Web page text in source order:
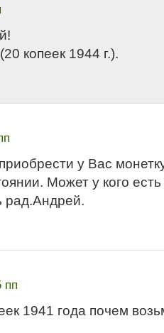
копеек 1944 г.).
у Вас
Может у кого
рад.Андрей.
пп
1941 года почем